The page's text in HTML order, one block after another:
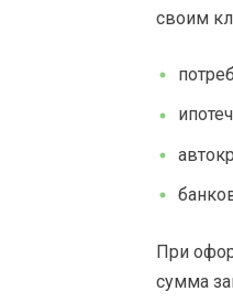
своим
При
сумма